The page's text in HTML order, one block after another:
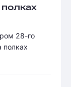
28-го
полках